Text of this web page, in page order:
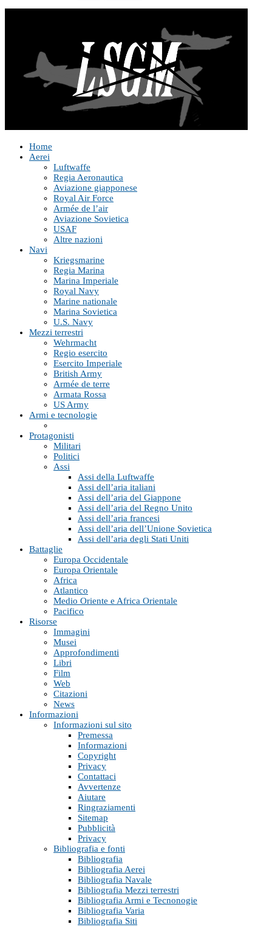
Home
Aerei
Luftwaffe
Regia Aeronautica
Aviazione giapponese
Royal Air Force
Armée de l’air
Aviazione Sovietica
USAF
Altre nazioni
Navi
Kriegsmarine
Regia Marina
Marina Imperiale
Royal Navy
Marine nationale
Marina Sovietica
U.S. Navy
Mezzi terrestri
Wehrmacht
Regio esercito
Esercito Imperiale
British Army
Armée de terre
Armata Rossa
US Army
Armi e tecnologie
Protagonisti
Militari
Politici
Assi
Assi della Luftwaffe
Assi dell’aria italiani
Assi dell’aria del Giappone
Assi dell’aria del Regno Unito
Assi dell’aria francesi
Assi dell’aria dell’Unione Sovietica
Assi dell’aria degli Stati Uniti
Battaglie
Europa Occidentale
Europa Orientale
Africa
Atlantico
Medio Oriente e Africa Orientale
Pacifico
Risorse
Immagini
Musei
Approfondimenti
Libri
Film
Web
Citazioni
News
Informazioni
Informazioni sul sito
Premessa
Informazioni
Copyright
Privacy
Contattaci
Avvertenze
Aiutare
Ringraziamenti
Sitemap
Pubblicità
Privacy
Bibliografia e fonti
Bibliografia
Bibliografia Aerei
Bibliografia Navale
Bibliografia Mezzi terrestri
Bibliografia Armi e Tecnonogie
Bibliografia Varia
Bibliografia Siti